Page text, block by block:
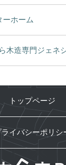
ーホーム
木造専門ジェネ
トップページ
ライバシーポリシ